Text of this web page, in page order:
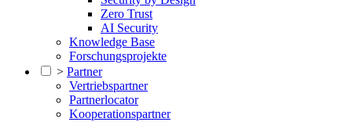
Zero Trust
AI Security
Knowledge Base
Forschungsprojekte
> Partner
Vertriebspartner
Partnerlocator
Kooperationspartner